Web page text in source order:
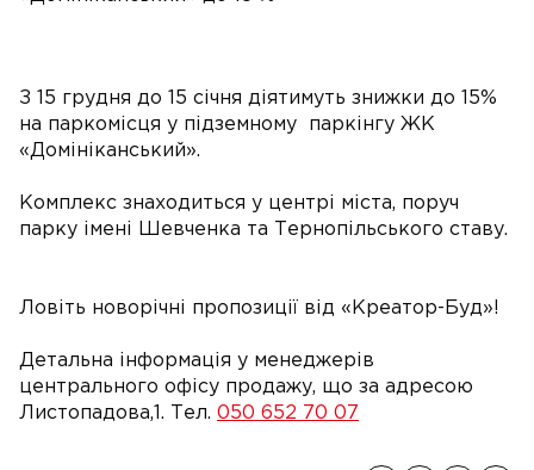
З 15 грудня до 15 січня діятимуть знижки до 15%
на паркомісця у підземному паркінгу ЖК
«Домініканський».
Комплекс знаходиться у центрі міста, поруч
парку імені Шевченка та Тернопільського ставу.
Ловіть новорічні пропозиції від «Креатор-Буд»!
Детальна інформація у менеджерів
центрального офісу продажу, що за адресою
Листопадова,1. Тел. 050 652 70 07